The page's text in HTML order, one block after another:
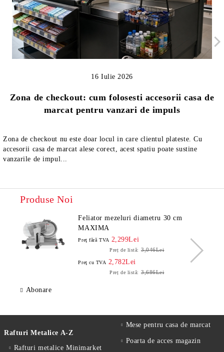
Zona de checkout: cum folosesti accesorii casa de
marcat pentru vanzari de impuls
16 Iulie 2026
Zona de checkout nu este doar locul in care clientul plateste. Cu
accesorii casa de marcat alese corect, acest spatiu poate sustine
vanzarile de impul...
Produse Noi
Feliator mezeluri diametru 30 cm
MAXIMA
Preţ fără TVA 2,299Lei
Preț de listă: 3,046Lei
Preţ cu TVA 2,782Lei
Preț de listă: 3,686Lei
Abonare
Rafturi Metalice A-Z
Rafturi metalice Minimarket
Mese pentru casa de marcat
Poarta de acces magazin